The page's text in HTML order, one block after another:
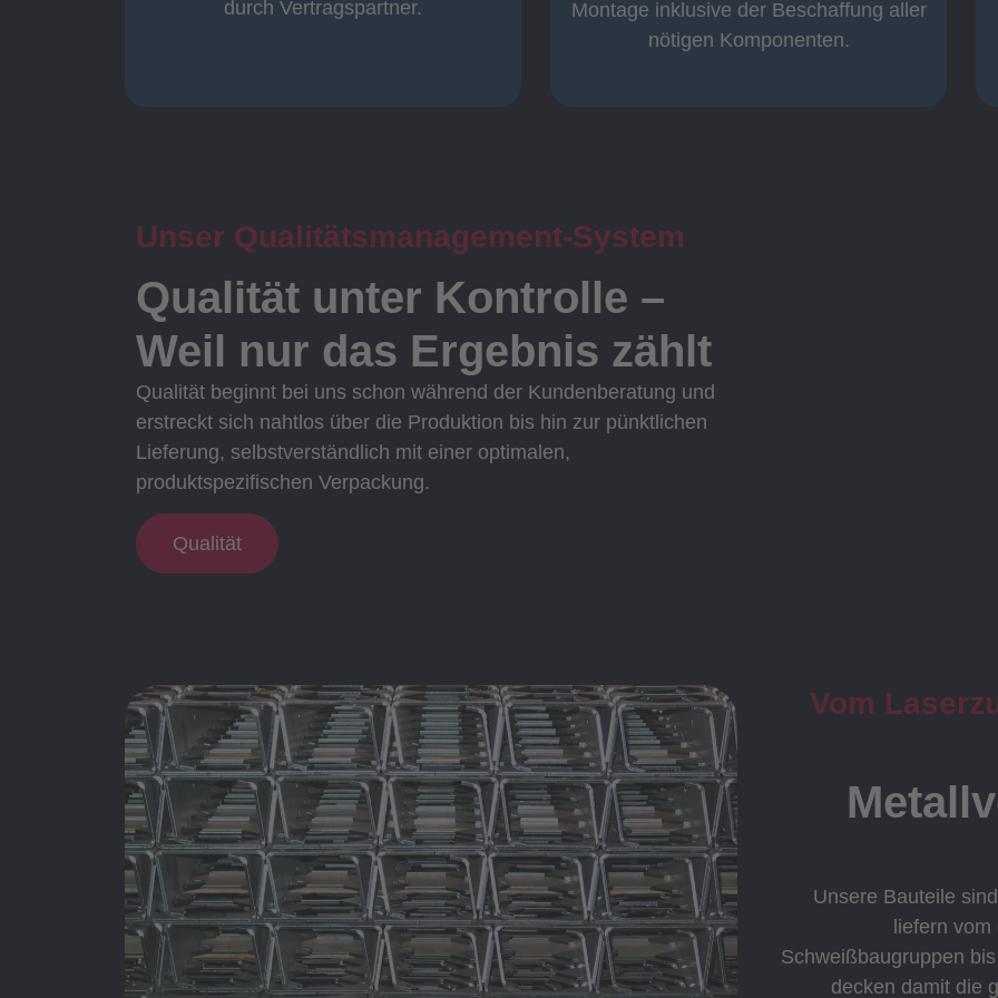
durch Vertragspartner.
durch Vertragspartner
Montage inklusive der Beschaffung aller
nötigen Komponenten.
Unser Qualitätsmanagement-System
Qualität unter Kontrolle –
Weil nur das Ergebnis zählt
Qualität beginnt bei uns schon während der Kundenberatung und
erstreckt sich nahtlos über die Produktion bis hin zur pünktlichen
Lieferung, selbstverständlich mit einer optimalen,
produktspezifischen Verpackung.
Qualität
Vom
Unsere Bauteile
liefern vom
Schweißbaugruppen
decken damit die